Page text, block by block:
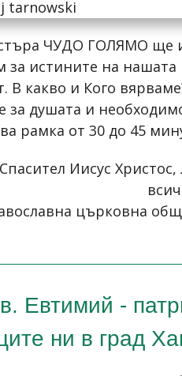
ЧУДО ГОЛЯМО
истините на
В какво и Кого
за душата и
рамка от 30 до 45
Иисус
църковна
Евтимий -
ни в град